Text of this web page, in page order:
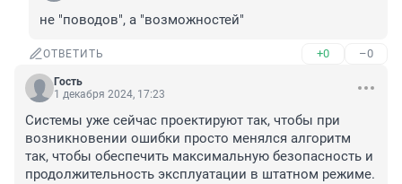
не "поводов", а "возможностей"
ОТВЕТИТЬ +0 –0
Гость
1 декабря 2024, 17:23
Системы уже сейчас проектируют так, чтобы при
возникновении ошибки просто менялся алгоритм
так, чтобы обеспечить максимальную безопасность и
продолжительность эксплуатации в штатном режиме.